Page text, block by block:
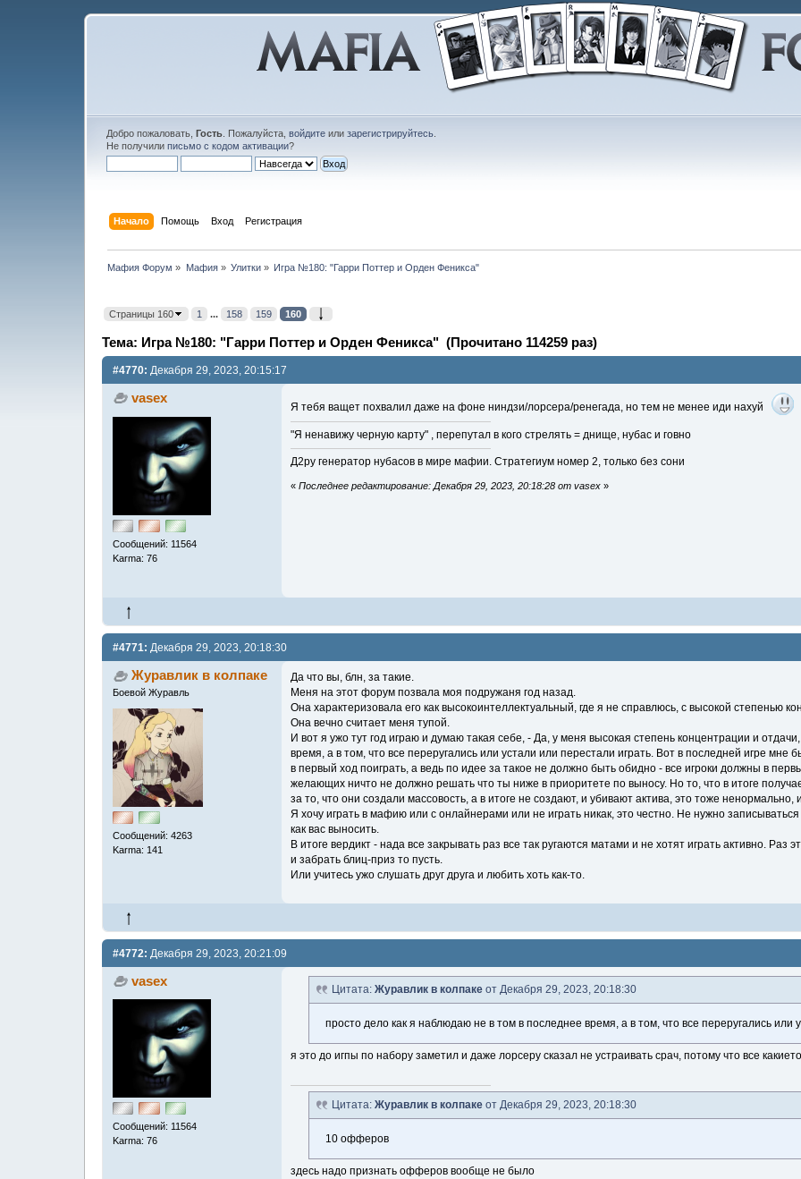
Добро пожаловать,Гость . Пожалуйста,войдите илизарегистрируйтесь
Не получилиписьмо с кодом активации?
Начало Помощь Вход Регистрация
Мафия Форум » Мафия» Улитки» Игра №180: "Гарри Поттер и Орден Феникса"
Страницы 160 1 ... 158 159 160
Тема: Игра №180: "Гарри Поттер и Орден Феникса" (Прочитано 114259 раз)
#4770: Декабря 29, 2023, 20:15:17
vasex
Сообщений: 11564
Karma: 76
Я тебя ващет похвалил даже на фоне ниндзи/лорсера/ренегада, но тем не менее иди нахуй
"Я ненавижу черную карту" , перепутал в кого стрелять = днище, нубас и говно
Д2ру генератор нубасов в мире мафии. Стратегиум номер 2, только без сони
«Последнее редактирование: Декабря 29, 2023, 20:18:28 от vasex »
#4771: Декабря 29, 2023, 20:18:30
Журавлик в колпаке
Боевой Журавль
Сообщений: 4263
Karma: 141
Да что вы, блн, за такие.
Меня на этот форум позвала моя подружаня год назад.
Она характеризовала его как высокоинтеллектуальный, где я не справлюсь, с высокой степенью
Она вечно считает меня тупой.
И вот я ужо тут год играю и думаю такая себе, - Да, у меня высокая степень концентрации и
время, а в том, что все переругались или устали или перестали играть. Вот в последней игре
в первый ход поиграть, а ведь по идее за такое не должно быть обидно - все игроки должны в
желающих ничто не должно решать что ты ниже в приоритете по выносу. Но то, что в итоге
за то, что они создали массовость, а в итоге не создают, и убивают актива, это тоже ненормально,
Я хочу играть в мафию или с онлайнерами или не играть никак, это честно. Не нужно
как вас выносить.
В итоге вердикт - нада все закрывать раз все так ругаются матами и не хотят играть активно.
и забрать блиц-приз то пусть.
Или учитесь ужо слушать друг друга и любить хоть как-то.
#4772: Декабря 29, 2023, 20:21:09
vasex
Сообщений: 11564
Karma: 76
Цитата:Журавлик в колпаке от Декабря 29, 2023, 20:18:30
просто дело как я наблюдаю не в том в последнее время, а в том, что все переругались или
я это до игпы по набору заметил и даже лорсеру сказал не устраивать срач, потому что все
Цитата:Журавлик в колпаке от Декабря 29, 2023, 20:18:30
10 офферов
здесь надо признать офферов вообще не было